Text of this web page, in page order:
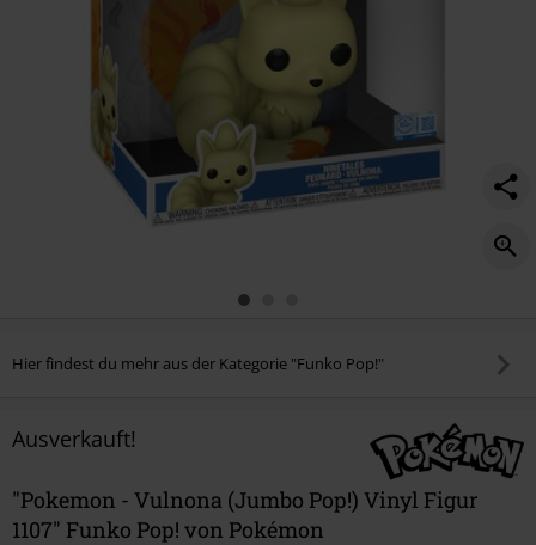
Hier findest du mehr aus der Kategorie "Funko Pop!"
Ausverkauft!
"Pokemon - Vulnona (Jumbo Pop!) Vinyl Figur
1107" Funko Pop! von Pokémon